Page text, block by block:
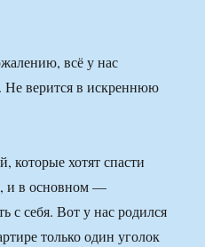
всё у нас
верится в искреннюю
хотят спасти
и в основном —
с себя. Вот у нас родился
только один уголок